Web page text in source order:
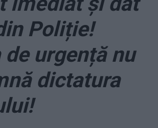
Poliție!
de urgență nu
dictatura